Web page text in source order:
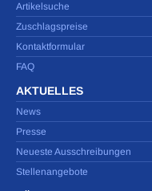
Artikelsuche
Zuschlagspreise
Kontaktformular
FAQ
AKTUELLES
News
Presse
Neueste Ausschreibungen
Stellenangebote